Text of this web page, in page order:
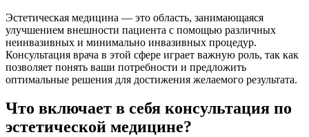
Эстетическая медицина — это область, занимающаяся
улучшением внешности пациента с помощью различных
неинвазивных и минимально инвазивных процедур.
Консультация врача в этой сфере играет важную роль, так как
позволяет понять ваши потребности и предложить
оптимальные решения для достижения желаемого результата.
Что включает в себя консультация по
эстетической медицине?